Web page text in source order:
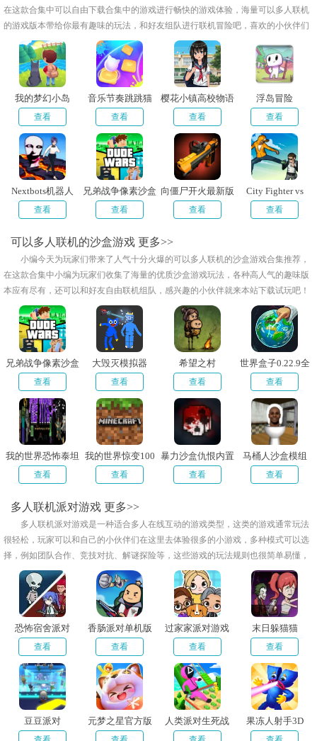
在这款合集中可以自由下载合集中的游戏进行畅快的游戏体验，海量可以多人联机
的游戏版本带给你最有趣味的玩法，和好友组队进行联机冒险吧，喜欢的小伙伴们
不要错过！
我的梦幻小岛
查看
音乐节奏跳跳猫
查看
樱花小镇高校物语
查看
浮岛冒险
查看
Nextbots机器人
查看
兄弟战争像素沙盒
射击
查看
向僵尸开火最新版
查看
City Fighter vs
Street Gang
查看
可以多人联机的沙盒游戏 更多>>
小编今天为玩家们带来了人气十分火爆的可以多人联机的沙盒游戏合集推荐，
在这款合集中小编为玩家们收集了海量的优质沙盒游戏玩法，各种高人气的趣味版
本应有尽有，还可以和好友自由联机组队，感兴趣的小伙伴就来本站下载试玩吧！
兄弟战争像素沙盒
射击
查看
大毁灭模拟器
查看
希望之村
查看
世界盒子0.22.9全
物品解锁
查看
我的世界恐怖泰坦
生存模组
查看
我的世界惊变100
天枪械模组手机版
查看
暴力沙盒仇恨内置
功能菜单版
查看
马桶人沙盒模组
查看
多人联机派对游戏 更多>>
多人联机派对游戏是一种适合多人在线互动的游戏类型，这类的游戏通常玩法
很轻松，玩家可以和自己的小伙伴们在这里去体验很多的小游戏，多种模式可以选
择，例如团队合作、竞技对抗、解谜探险等，这些游戏的玩法规则也很简单易懂，
非常适合团队一起去联络感情，小编给大家整理了多人联机派对游戏推荐，欢迎来
下载试试吧！
恐怖宿舍派对
查看
香肠派对单机版
查看
过家家派对游戏
查看
末日躲猫猫
查看
豆豆派对 元梦之星官方版 人类派对生死战 果冻人射手3D